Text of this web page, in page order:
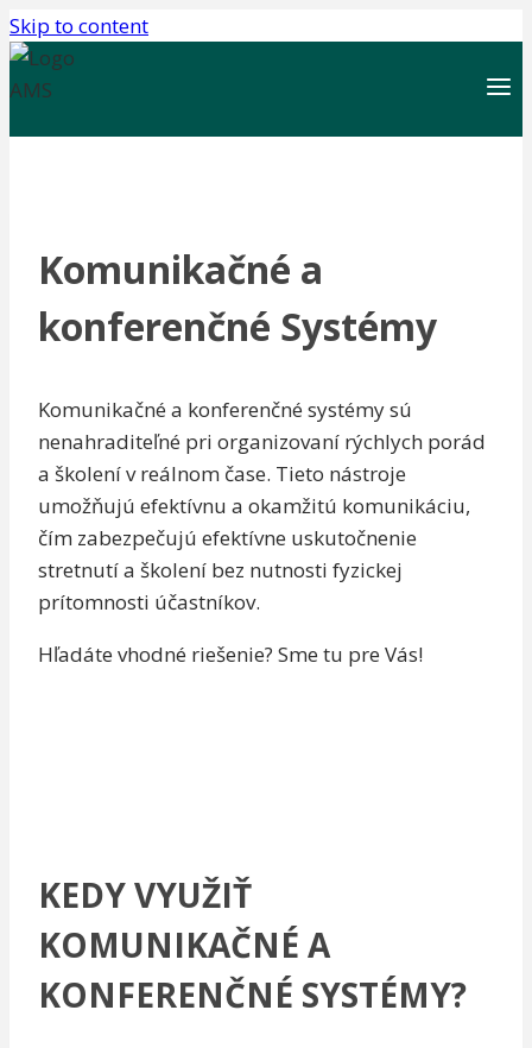
Skip to content
Komunikačné a
konferenčné Systémy
Komunikačné a konferenčné systémy sú
nenahraditeľné pri organizovaní rýchlych porád
a školení v reálnom čase. Tieto nástroje
umožňujú efektívnu a okamžitú komunikáciu,
čím zabezpečujú efektívne uskutočnenie
stretnutí a školení bez nutnosti fyzickej
prítomnosti účastníkov.
Hľadáte vhodné riešenie? Sme tu pre Vás!
KEDY VYUŽIŤ
KOMUNIKAČNÉ A
KONFERENČNÉ SYSTÉMY?